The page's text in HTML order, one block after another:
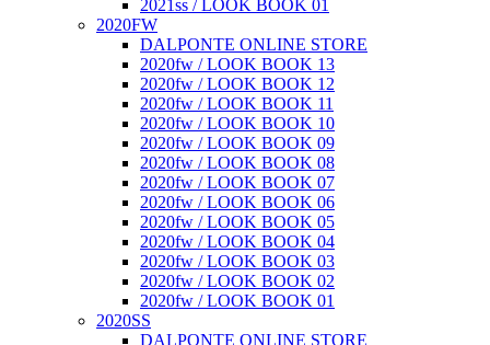
2021ss / LOOK BOOK 01
2020FW
DALPONTE ONLINE STORE
2020fw / LOOK BOOK 13
2020fw / LOOK BOOK 12
2020fw / LOOK BOOK 11
2020fw / LOOK BOOK 10
2020fw / LOOK BOOK 09
2020fw / LOOK BOOK 08
2020fw / LOOK BOOK 07
2020fw / LOOK BOOK 06
2020fw / LOOK BOOK 05
2020fw / LOOK BOOK 04
2020fw / LOOK BOOK 03
2020fw / LOOK BOOK 02
2020fw / LOOK BOOK 01
2020SS
DALPONTE ONLINE STORE